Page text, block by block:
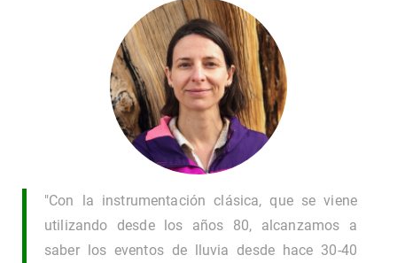
"Con la instrumentación clásica, que se viene
utilizando desde los años 80, alcanzamos a
saber los eventos de lluvia desde hace 30-40